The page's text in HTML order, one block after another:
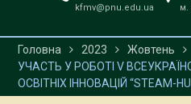
kfmv@pnu.edu.ua
м.
Головна 2023 Жовтень
УЧАСТЬ У РОБОТІ V
ОСВІТНІХ ІННОВАЦІЙ “STEAM-